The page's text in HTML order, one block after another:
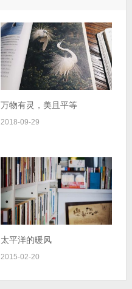
万物有灵，美且平等
2018-09-29
太平洋的暖风
2015-02-20